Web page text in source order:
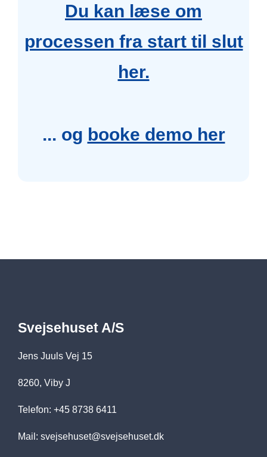
Du kan læse om
processen fra start til slut
her.
... og booke demo her
Svejsehuset A/S
Jens Juuls Vej 15
8260, Viby J
Telefon: +45 8738 6411
Mail: svejsehuset@svejsehuset.dk